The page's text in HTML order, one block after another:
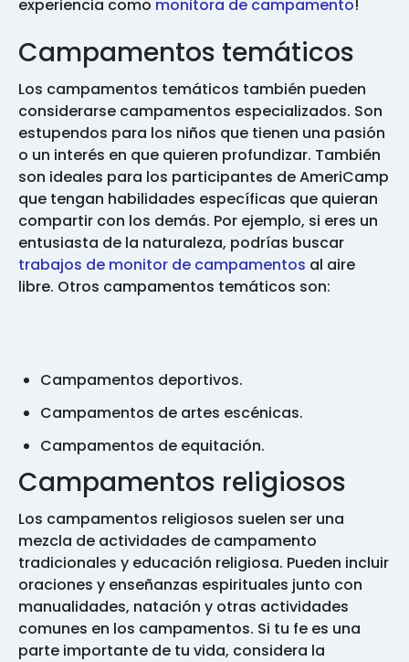
experiencia como monitora de campamento!
Campamentos temáticos
Los campamentos temáticos también pueden
considerarse campamentos especializados. Son
estupendos para los niños que tienen una pasión
o un interés en que quieren profundizar. También
son ideales para los participantes de AmeriCamp
que tengan habilidades específicas que quieran
compartir con los demás. Por ejemplo, si eres un
entusiasta de la naturaleza, podrías buscar
trabajos de monitor de campamentos al aire
libre. Otros campamentos temáticos son:
Campamentos deportivos.
Campamentos de artes escénicas.
Campamentos de equitación.
Campamentos religiosos
Los campamentos religiosos suelen ser una
mezcla de actividades de campamento
tradicionales y educación religiosa. Pueden incluir
oraciones y enseñanzas espirituales junto con
manualidades, natación y otras actividades
comunes en los campamentos. Si tu fe es una
parte importante de tu vida, considera la